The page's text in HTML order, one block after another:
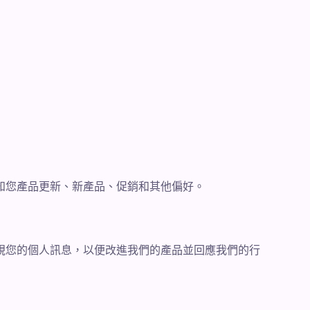
產品更新、新產品、促銷和其他偏好。
的個人訊息，以便改進我們的產品並回應我們的行